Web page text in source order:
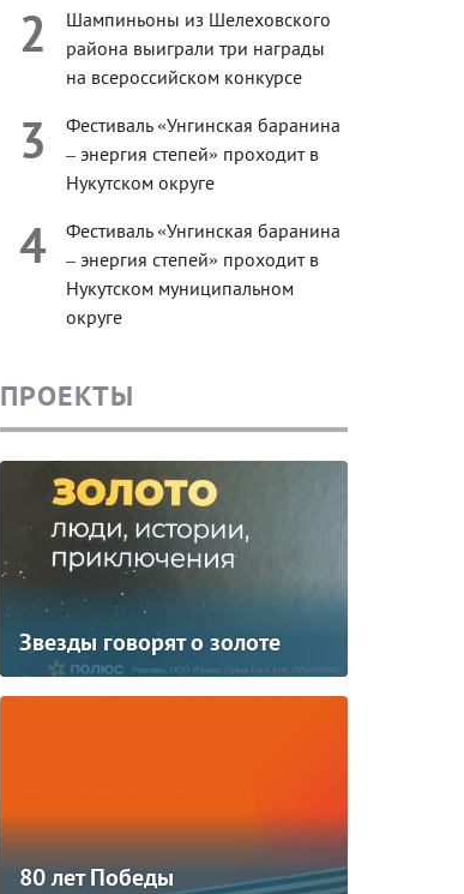
2
Шампиньоны из Шелеховского
района выиграли три награды
на всероссийском конкурсе
3
Фестиваль «Унгинская баранина
– энергия степей» проходит в
Нукутском округе
4
Фестиваль «Унгинская баранина
– энергия степей» проходит в
Нукутском муниципальном
округе
ПРОЕКТЫ
Звезды говорят о золоте
80 лет Победы